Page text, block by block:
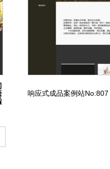
响应式成品案例站No:807